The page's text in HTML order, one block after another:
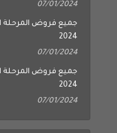
07/01/2024
2024
07/01/2024
2024
07/01/2024